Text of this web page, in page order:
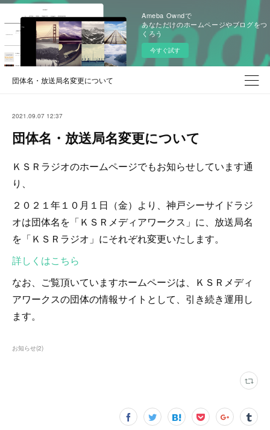
Ameba Owndで
あなただけのホームページやブログをつ
くろう
今すぐ試す
団体名・放送局名変更について
2021.09.07 12:37
団体名・放送局名変更について
ＫＳＲラジオのホームページでもお知らせしています通
り、
２０２１年１０月１日（金）より、神戸シーサイドラジ
オは団体名を「ＫＳＲメディアワークス」に、放送局名
を「ＫＳＲラジオ」にそれぞれ変更いたします。
詳しくはこちら
なお、ご覧頂いていますホームページは、ＫＳＲメディ
アワークスの団体の情報サイトとして、引き続き運用し
ます。
お知らせ(2)